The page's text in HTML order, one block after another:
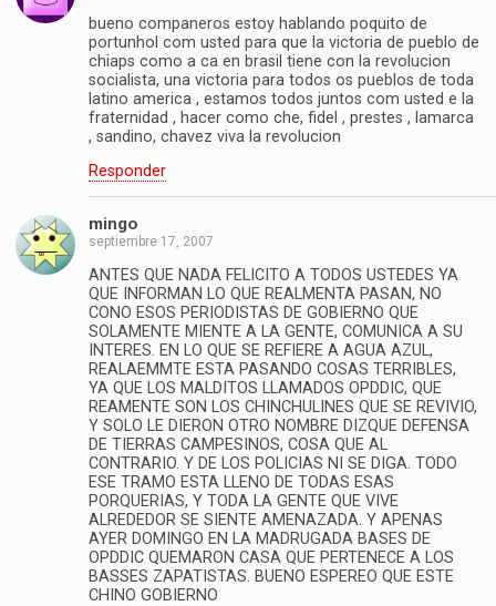
bueno companeros estoy hablando poquito de
portunhol com usted para que la victoria de pueblo de
chiaps como a ca en brasil tiene con la revolucion
socialista, una victoria para todos os pueblos de toda
latino america , estamos todos juntos com usted e la
fraternidad , hacer como che, fidel , prestes , lamarca
, sandino, chavez viva la revolucion
Responder
mingo
septiembre 17, 2007
ANTES QUE NADA FELICITO A TODOS USTEDES YA
QUE INFORMAN LO QUE REALMENTA PASAN, NO
CONO ESOS PERIODISTAS DE GOBIERNO QUE
SOLAMENTE MIENTE A LA GENTE, COMUNICA A SU
INTERES. EN LO QUE SE REFIERE A AGUA AZUL,
REALAEMMTE ESTA PASANDO COSAS TERRIBLES,
YA QUE LOS MALDITOS LLAMADOS OPDDIC, QUE
REAMENTE SON LOS CHINCHULINES QUE SE REVIVIO,
Y SOLO LE DIERON OTRO NOMBRE DIZQUE DEFENSA
DE TIERRAS CAMPESINOS, COSA QUE AL
CONTRARIO. Y DE LOS POLICIAS NI SE DIGA. TODO
ESE TRAMO ESTA LLENO DE TODAS ESAS
PORQUERIAS, Y TODA LA GENTE QUE VIVE
ALREDEDOR SE SIENTE AMENAZADA. Y APENAS
AYER DOMINGO EN LA MADRUGADA BASES DE
OPDDIC QUEMARON CASA QUE PERTENECE A LOS
BASSES ZAPATISTAS. BUENO ESPEREO QUE ESTE
CHINO GOBIERNO